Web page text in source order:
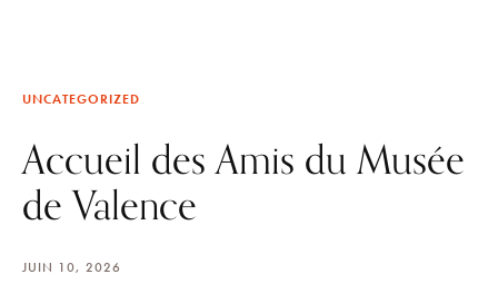
UNCATEGORIZED
Accueil des Amis du Musée
de Valence
JUIN 10, 2026